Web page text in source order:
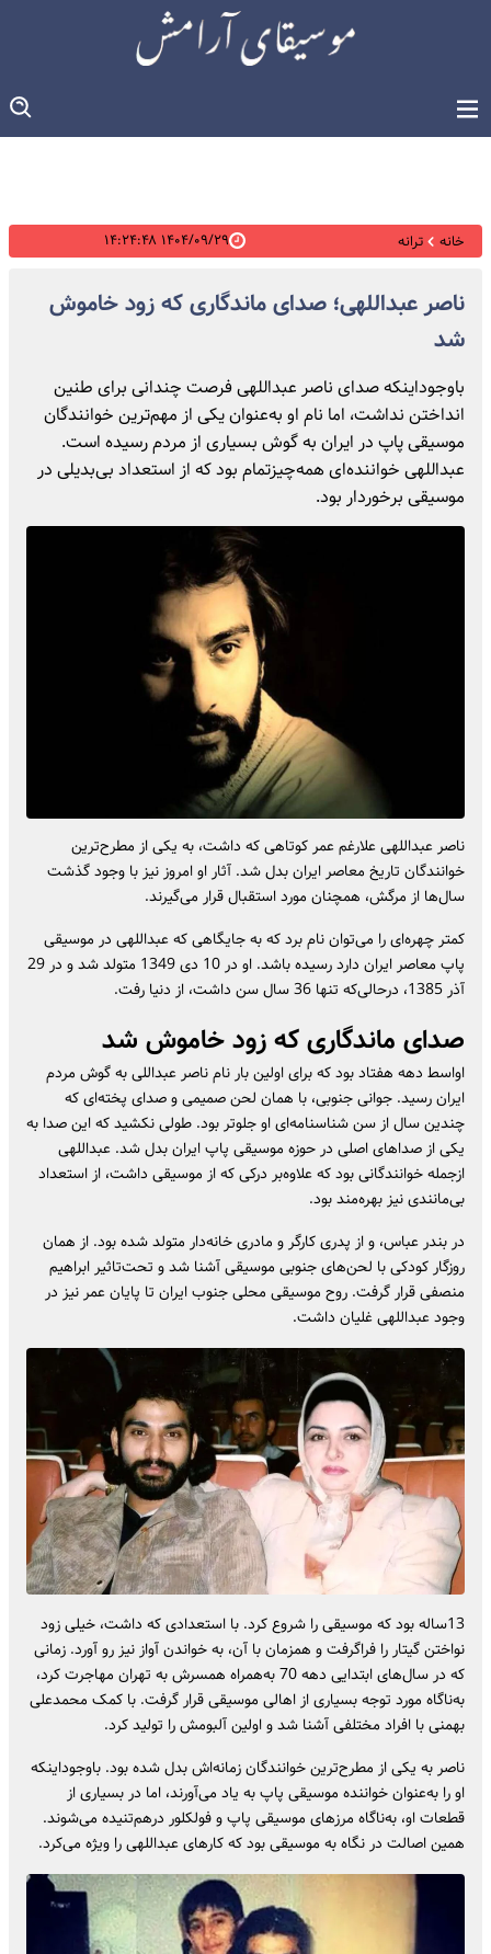
خانه ترانه ۱۴۰۴/۰۹/۲۹ ۱۴:۲۴:۴۸
ناصر عبداللهی؛ صدای ماندگاری که زود خاموش
شد
باوجوداینکه صدای ناصر عبداللهی فرصت چندانی برای طنین
انداختن نداشت، اما نام او به‌عنوان یکی از مهم‌ترین خوانندگان
موسیقی پاپ در ایران به گوش بسیاری از مردم رسیده است.
عبداللهی خواننده‌ای همه‌چیزتمام بود که از استعداد بی‌بدیلی در
موسیقی برخوردار بود.
ناصر عبداللهی علارغم عمر کوتاهی که داشت، به یکی از مطرح‌ترین
خوانندگان تاریخ معاصر ایران بدل شد. آثار او امروز نیز با وجود گذشت
سال‌ها از مرگش، همچنان مورد استقبال قرار می‌گیرند.
کمتر چهره‌ای را می‌توان نام برد که به جایگاهی که عبداللهی در موسیقی
پاپ معاصر ایران دارد رسیده باشد. او در 10 دی 1349 متولد شد و در 29
آذر 1385، درحالی‌که تنها 36 سال سن داشت، از دنیا رفت.
صدای ماندگاری که زود خاموش شد
اواسط دهه هفتاد بود که برای اولین بار نام ناصر عبداللی به گوش مردم
ایران رسید. جوانی جنوبی، با همان لحن صمیمی و صدای پخته‌ای که
چندین سال از سن شناسنامه‌ای او جلوتر بود. طولی نکشید که این صدا به
یکی از صداهای اصلی در حوزه موسیقی پاپ ایران بدل شد. عبداللهی
ازجمله خوانندگانی بود که علاوه‌بر درکی که از موسیقی داشت، از استعداد
بی‌مانندی نیز بهره‌مند بود.
در بندر عباس، و از پدری کارگر و مادری خانه‌دار متولد شده بود. از همان
روزگار کودکی با لحن‌های جنوبی موسیقی آشنا شد و تحت‌تاثیر ابراهیم
منصفی قرار گرفت. روح موسیقی محلی جنوب ایران تا پایان عمر نیز در
وجود عبداللهی غلیان داشت.
13ساله بود که موسیقی را شروع کرد. با استعدادی که داشت، خیلی زود
نواختن گیتار را فراگرفت و همزمان با آن، به خواندن آواز نیز رو آورد. زمانی
که در سال‌های ابتدایی دهه 70 به‌همراه همسرش به تهران مهاجرت کرد،
به‌ناگاه مورد توجه بسیاری از اهالی موسیقی قرار گرفت. با کمک محمدعلی
بهمنی با افراد مختلفی آشنا شد و اولین آلبومش را تولید کرد.
ناصر به یکی از مطرح‌ترین خوانندگان زمانه‌اش بدل شده بود. باوجوداینکه
او را به‌عنوان خواننده موسیقی پاپ به یاد می‌آورند، اما در بسیاری از
قطعات او، به‌ناگاه مرزهای موسیقی پاپ و فولکلور درهم‌تنیده می‌شوند.
همین اصالت در نگاه به موسیقی بود که کارهای عبداللهی را ویژه می‌کرد.